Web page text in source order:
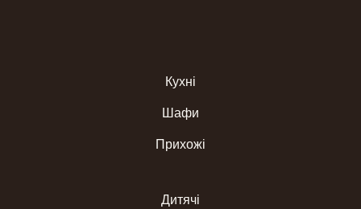
Кухні
Шафи
Прихожі
Дитячі